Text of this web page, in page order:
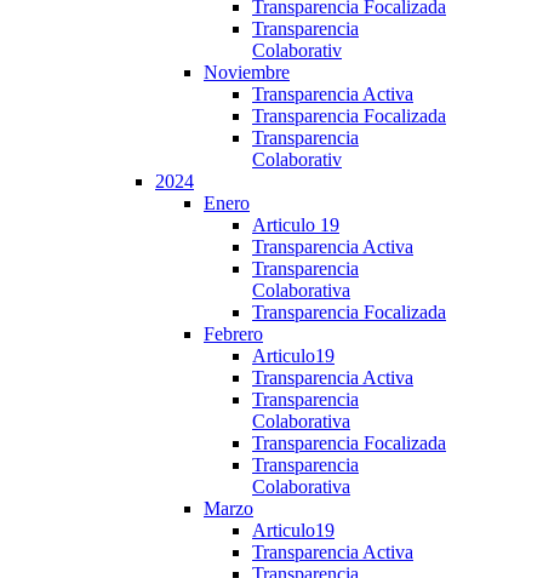
Transparencia Focalizada
Transparencia
Colaborativ
Noviembre
Transparencia Activa
Transparencia Focalizada
Transparencia
Colaborativ
2024
Enero
Articulo 19
Transparencia Activa
Transparencia
Colaborativa
Transparencia Focalizada
Febrero
Articulo19
Transparencia Activa
Transparencia
Colaborativa
Transparencia Focalizada
Transparencia
Colaborativa
Marzo
Articulo19
Transparencia Activa
Transparencia